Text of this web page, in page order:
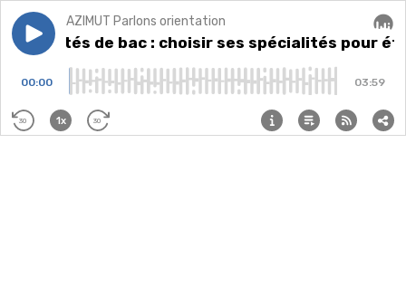
Play episodeSpécialités de bac : choisir ses spécialités pour
AZIMUT Parlons orientation
Spécialités de bac : choisir ses spécialités pour
00:00 03:59
30 1x 30